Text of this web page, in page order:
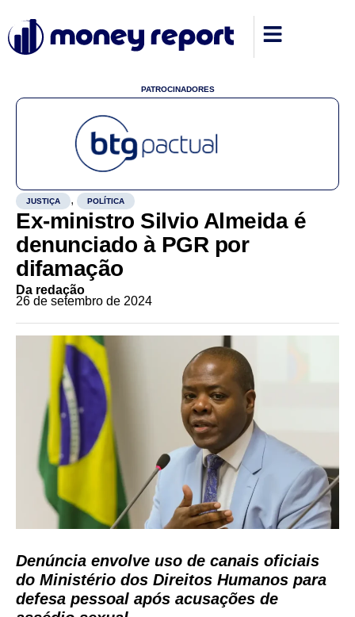
PATROCINADORES
JUSTIÇA , POLÍTICA
Ex-ministro Silvio Almeida é
denunciado à PGR por
difamação
Da redação
26 de setembro de 2024
Denúncia envolve uso de canais oficiais
do Ministério dos Direitos Humanos para
defesa pessoal após acusações de